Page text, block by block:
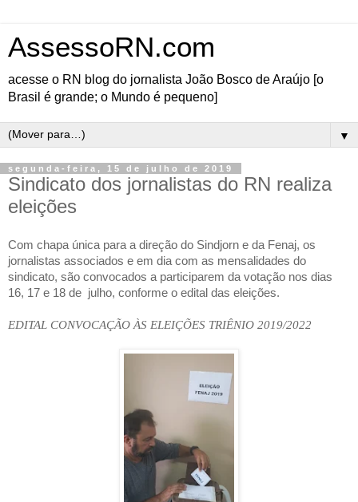
AssessoRN.com
acesse o RN blog do jornalista João Bosco de Araújo [o
Brasil é grande; o Mundo é pequeno]
▼
segunda-feira, 15 de julho de 2019
Sindicato dos jornalistas do RN realiza
eleições
Com chapa única para a direção do Sindjorn e da Fenaj, os
jornalistas associados e em dia com as mensalidades do
sindicato, são convocados a participarem da votação nos dias
16, 17 e 18 de julho, conforme o edital das eleições.
EDITAL CONVOCAÇÃO ÀS ELEIÇÕES TRIÊNIO 2019/2022